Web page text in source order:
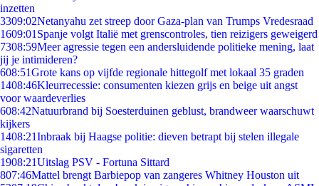
inzetten
3309:02Netanyahu zet streep door Gaza-plan van Trumps Vredesraad
1609:01 Spanje volgt Italië met grenscontroles, tien reizigers geweigerd
7308:59Meer agressie tegen een andersluidende politieke mening, laat
jij je intimideren?
608:51Grote kans op vijfde regionale hittegolf met lokaal 35 graden
1408:46Kleurrecessie: consumenten kiezen grijs en beige uit angst
voor waardeverlies
608:42Natuurbrand bij Soesterduinen geblust, brandweer waarschuwt
kijkers
1408:21Inbraak bij Haagse politie: dieven betrapt bij stelen illegale
sigaretten
1908:21Uitslag PSV - Fortuna Sittard
807:46Mattel brengt Barbiepop van zangeres Whitney Houston uit